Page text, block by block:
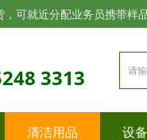
可就近分配业务员携带样
清洁用品 设
3313